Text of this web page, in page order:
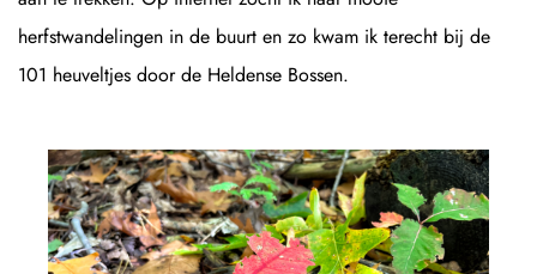
herfstwandelingen in de buurt en zo kwam ik terecht bij de
101 heuveltjes door de Heldense Bossen.